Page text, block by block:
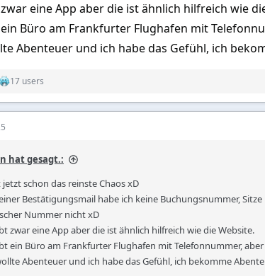
eine App aber die ist ähnlich hilfreich wie
Büro am Frankfurter Flughafen mit
Abenteuer und ich habe das Gefühl, ich
17 users
hat gesagt.:
jetzt schon das reinste Chaos xD
Bestätigungsmail habe ich keine Buchungsnummer,
Nummer nicht xD
zwar eine App aber die ist ähnlich hilfreich wie die Website.
ein Büro am Frankfurter Flughafen mit Telefonnummer,
Abenteuer und ich habe das Gefühl, ich bekomme